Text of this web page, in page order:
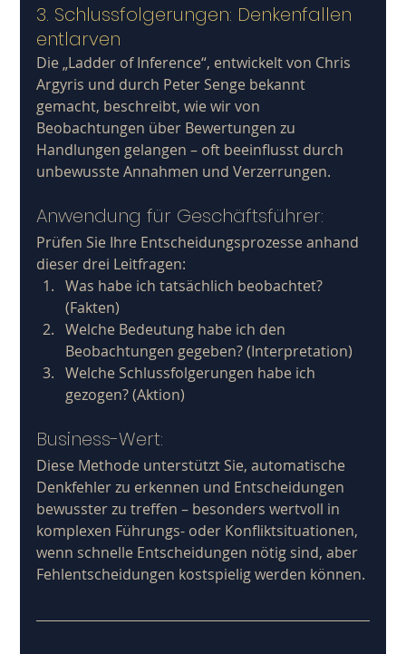
3. Schlussfolgerungen: Denkenfallen
entlarven
Die „Ladder of Inference“, entwickelt von Chris
Argyris und durch Peter Senge bekannt
gemacht, beschreibt, wie wir von
Beobachtungen über Bewertungen zu
Handlungen gelangen – oft beeinflusst durch
unbewusste Annahmen und Verzerrungen.
Anwendung für Geschäftsführer:
Prüfen Sie Ihre Entscheidungsprozesse anhand
dieser drei Leitfragen:
Was habe ich tatsächlich beobachtet?
(Fakten)
Welche Bedeutung habe ich den
Beobachtungen gegeben? (Interpretation)
Welche Schlussfolgerungen habe ich
gezogen? (Aktion)
Business-Wert:
Diese Methode unterstützt Sie, automatische
Denkfehler zu erkennen und Entscheidungen
bewusster zu treffen – besonders wertvoll in
komplexen Führungs- oder Konfliktsituationen,
wenn schnelle Entscheidungen nötig sind, aber
Fehlentscheidungen kostspielig werden können.